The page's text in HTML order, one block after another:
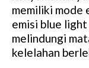
memiliki mode
emisi blue
melindungi
kelelahan